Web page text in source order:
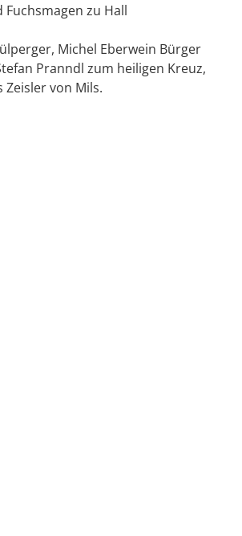
Fuchsmagen zu Hall
Michel Eberwein Bürger
Pranndl zum heiligen Kreuz,
Zeisler von Mils.